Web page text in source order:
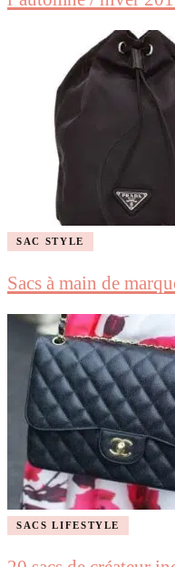
SAC STYLE
Sacs à main de
SACS LIFESTYLE